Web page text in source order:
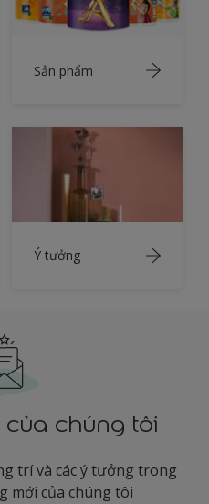
Sản phẩm
Ý tưởng
chúng tôi
trí và các ý tưởng trong
mới của chúng tôi